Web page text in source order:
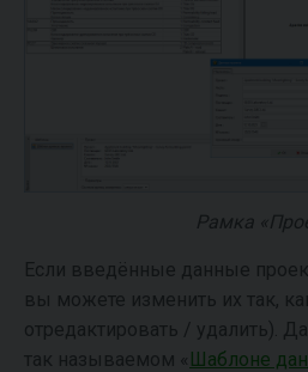
Рамка
Если введённые данные
вы можете изменить их так,
отредактировать / удалить).
так называемом « Шаблоне